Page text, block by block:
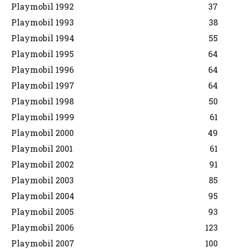
Playmobil 1992
37
Playmobil 1993
38
Playmobil 1994
55
Playmobil 1995
64
Playmobil 1996
64
Playmobil 1997
64
Playmobil 1998
50
Playmobil 1999
61
Playmobil 2000
49
Playmobil 2001
61
Playmobil 2002
91
Playmobil 2003
85
Playmobil 2004
95
Playmobil 2005
93
Playmobil 2006
123
Playmobil 2007
100